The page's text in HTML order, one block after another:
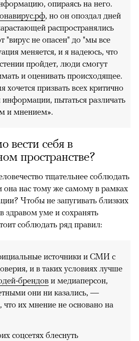
опираясь на него.
, но он опоздал дней
распространялись
"вирус не опасен" до "мы все
меняется, и я надеюсь, что
пройдет, люди смогут
и оценивать происходящее.
хочется призвать всех критично
пытаться различать
и мнением».
вести себя в
пространстве?
тщательнее соблюдать
она нас тому же самому в рамках
Чтобы не запугивать близких
здравом уме и сохранять
соблюдать ряд правил:
источники и СМИ с
и в таких условиях лучше
брендови медиаперсон,
они ни казались, —
что их мнение не основано на
соцсетях блеснуть